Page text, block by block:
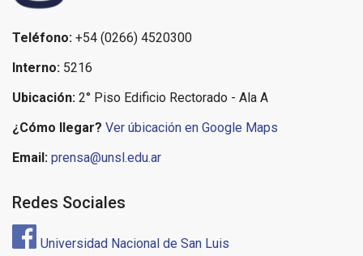
Teléfono: +54 (0266) 4520300
Interno: 5216
Ubicación: 2° Piso Edificio Rectorado - Ala A
¿Cómo llegar? Ver úbicación en Google Maps
Email: prensa@unsl.edu.ar
Redes Sociales
Universidad Nacional de San Luis